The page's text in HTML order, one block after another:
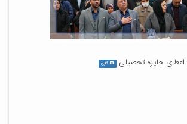
جایزه تحصیلی گالری